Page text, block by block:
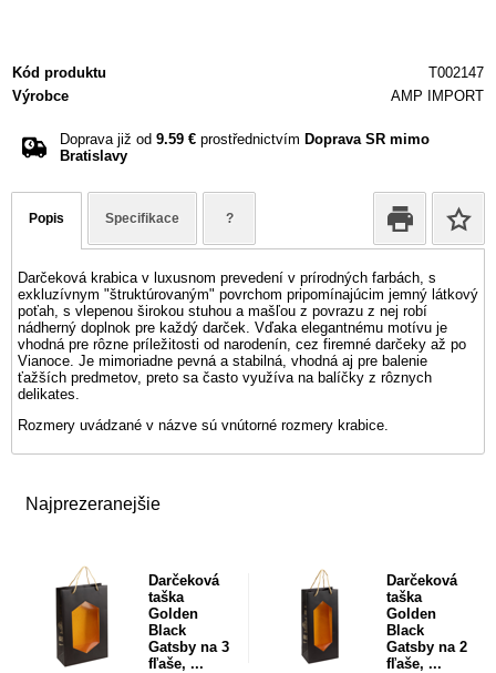
Najprezeranejšie
Darčeková
taška
Golden
Black
Gatsby na 3
fľaše, ...
Darčeková
taška
Golden
Black
Gatsby na 2
fľaše, ...
Kód produktu
T002147
Výrobce
AMP IMPORT
Doprava již od 9.59 € prostřednictvím Doprava SR mimo
Bratislavy
Popis Specifikace ?
Darčeková krabica v luxusnom prevedení v prírodných farbách, s
exkluzívnym "štruktúrovaným" povrchom pripomínajúcim jemný látkový
poťah, s vlepenou širokou stuhou a mašľou z povrazu z nej robí
nádherný doplnok pre každý darček. Vďaka elegantnému motívu je
vhodná pre rôzne príležitosti od narodenín, cez firemné darčeky až po
Vianoce. Je mimoriadne pevná a stabilná, vhodná aj pre balenie
ťažších predmetov, preto sa často využíva na balíčky z rôznych
delikates.
Rozmery uvádzané v názve sú vnútorné rozmery krabice.